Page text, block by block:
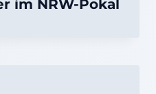
im NRW-Pokal